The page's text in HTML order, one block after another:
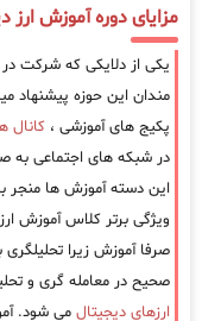
مزایای دوره آموزش
یکی از دلایکی که شرکت در
مندان این حوزه پیشنهاد
پکیج های آموزشی ، کانال
در شبکه های اجتماعی به
این دسته آموزش ها منجر
ویژگی برتر کلاس آموزش
صرفا آموزش زیرا تحلیلگری
صحیح در معامله گری و
ارزهای دیجیتال می شود.